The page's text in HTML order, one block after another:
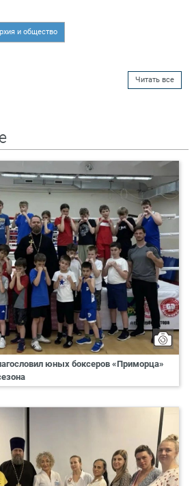
и общество
Читать все
юных боксеров «Приморца»